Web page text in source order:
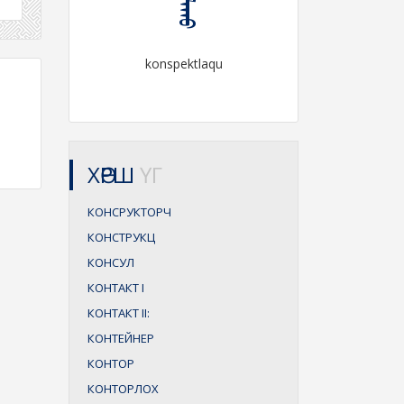
konspektlaqu
ХӨРШ ҮГ
КОНСРУКТОРЧ
КОНСТРУКЦ
КОНСУЛ
КОНТАКТI
КОНТАКТII:
КОНТЕЙНЕР
КОНТОР
КОНТОРЛОХ